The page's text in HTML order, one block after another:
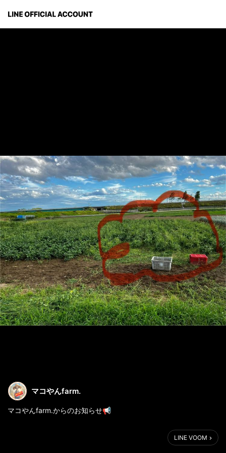
マコやんfarm.
マコやんfarm.からのお知らせ📢
今週末〜週明けにかけて、とうもろこしが最盛期となっておりま
LINE VOOM